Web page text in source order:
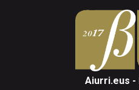
Aiurri.eus -